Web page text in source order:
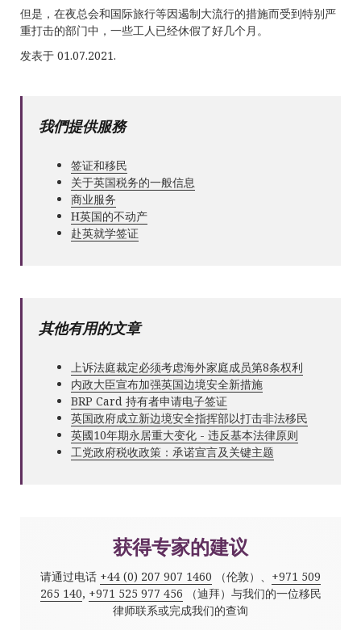
但是，在夜总会和国际旅行等因遏制大流行的措施而受到特别严
重打击的部门中，一些工人已经休假了好几个月。
发表于 01.07.2021.
我們提供服務
签证和移民
关于英国税务的一般信息
商业服务
Н英国的不动产
赴英就学签证
其他有用的文章
上诉法庭裁定必须考虑海外家庭成员第8条权利
内政大臣宣布加强英国边境安全新措施
BRP Card 持有者申请电子签证
英国政府成立新边境安全指挥部以打击非法移民
英國10年期永居重大变化 - 违反基本法律原则
工党政府税收政策：承诺宣言及关键主题
获得专家的建议
请通过电话 +44 (0) 207 907 1460 （伦敦）、 +971 509
265 140, +971 525 977 456 （迪拜）与我们的一位移民
律师联系或完成我们的查询